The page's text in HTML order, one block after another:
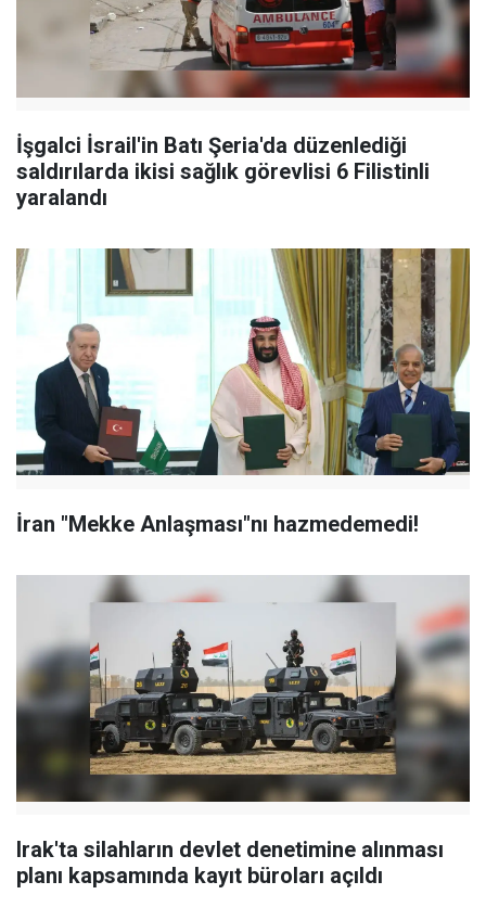
İşgalci İsrail'in Batı Şeria'da düzenlediği
saldırılarda ikisi sağlık görevlisi 6 Filistinli
yaralandı
İran "Mekke Anlaşması"nı hazmedemedi!
Irak'ta silahların devlet denetimine alınması
planı kapsamında kayıt büroları açıldı